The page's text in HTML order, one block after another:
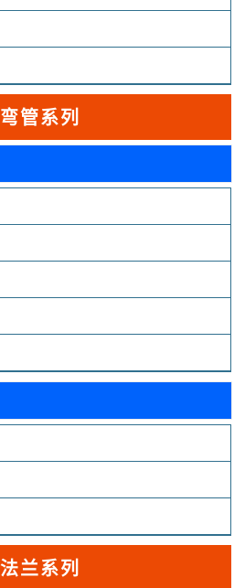
弯管系列
法兰系列